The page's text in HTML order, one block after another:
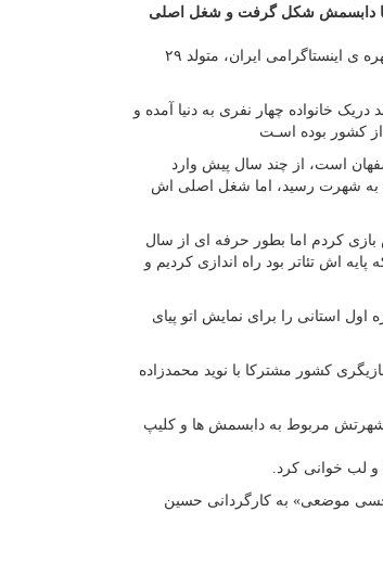
با دابسمش شکل گرفت و شغل اصلی
به گزارش پایگاه خبری شباویز،سهیل مستجابیان بازیگر، کمدین و چهره ی اینستاگرامی ایران، متولد ۲۹
خانواده چهار نفری به دنیا آمده و
کشور بوده اسـت
است، از چند سال پیش وارد
به شهرت رسید، اما شغل اصلی اش
بازی کردم اما بطور حرفه ای از سال
که پایه اش تئاتر بود راه اندازی کردیم و
اول استانی را برای نمایش اتو پیای
بازیگری کشور مشترکا با نوید محمدزاده
شهرتش مربوط به دابسمش ها و کلیپ
حسی موضعی» به کارگردانی حسین